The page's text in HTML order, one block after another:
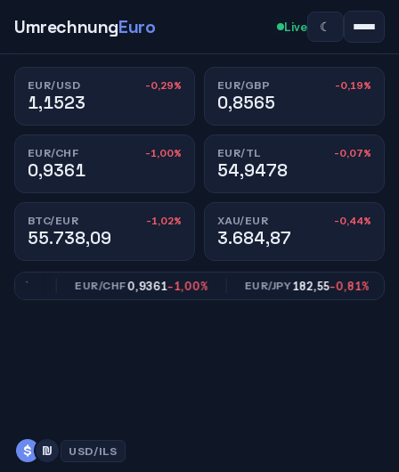
UmrechnungEuro Live ☾
EUR/USD -0,29%
1,1523
EUR/GBP -0,19%
0,8565
EUR/CHF -1,00%
0,9361
EUR/TL -0,07%
54,9478
BTC/EUR -1,02%
55.738,09
XAU/EUR -0,44%
3.684,87
EUR/CHF0,9361-1,00% EUR/JPY182,55-0,81%
$ ₪ USD/ILS